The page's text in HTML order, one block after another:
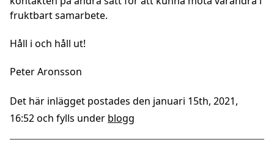
fruktbart samarbete.
Håll i och håll ut!
Peter Aronsson
Det här inlägget postades den januari 15th, 2021,
16:52 och fylls under blogg